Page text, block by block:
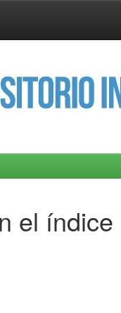
el índice